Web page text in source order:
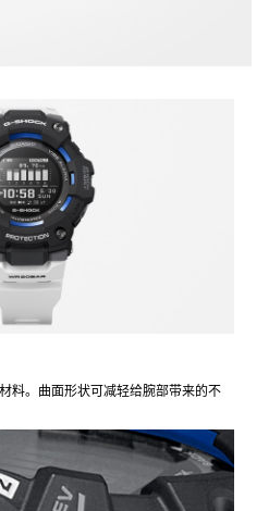
料。曲面形状可减轻给腕部带来的不